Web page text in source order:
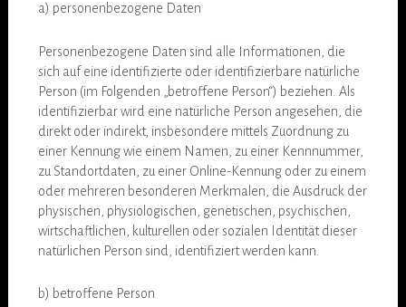
a) personenbezogene Daten
Personenbezogene Daten sind alle Informationen, die
sich auf eine identifizierte oder identifizierbare natürliche
Person (im Folgenden „betroffene Person“) beziehen. Als
identifizierbar wird eine natürliche Person angesehen, die
direkt oder indirekt, insbesondere mittels Zuordnung zu
einer Kennung wie einem Namen, zu einer Kennnummer,
zu Standortdaten, zu einer Online-Kennung oder zu einem
oder mehreren besonderen Merkmalen, die Ausdruck der
physischen, physiologischen, genetischen, psychischen,
wirtschaftlichen, kulturellen oder sozialen Identität dieser
natürlichen Person sind, identifiziert werden kann.
b) betroffene Person